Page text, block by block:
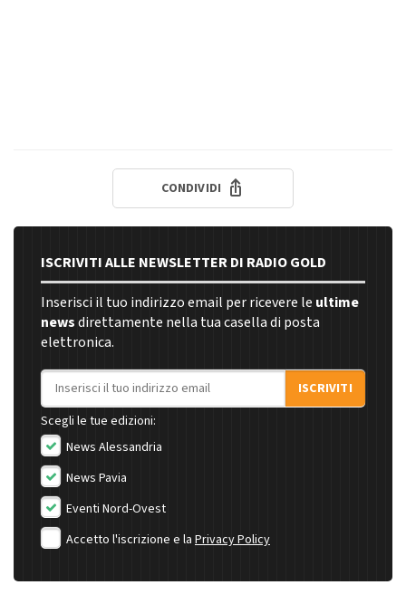
CONDIVIDI
ISCRIVITI ALLE NEWSLETTER DI RADIO GOLD
Inserisci il tuo indirizzo email per ricevere le ultime
newsdirettamente nella tua casella di posta
elettronica.
Indirizzo email
ISCRIVITI
Scegli le tue edizioni:
News Alessandria
News Pavia
Eventi Nord-Ovest
Accetto l'iscrizione e la Privacy Policy